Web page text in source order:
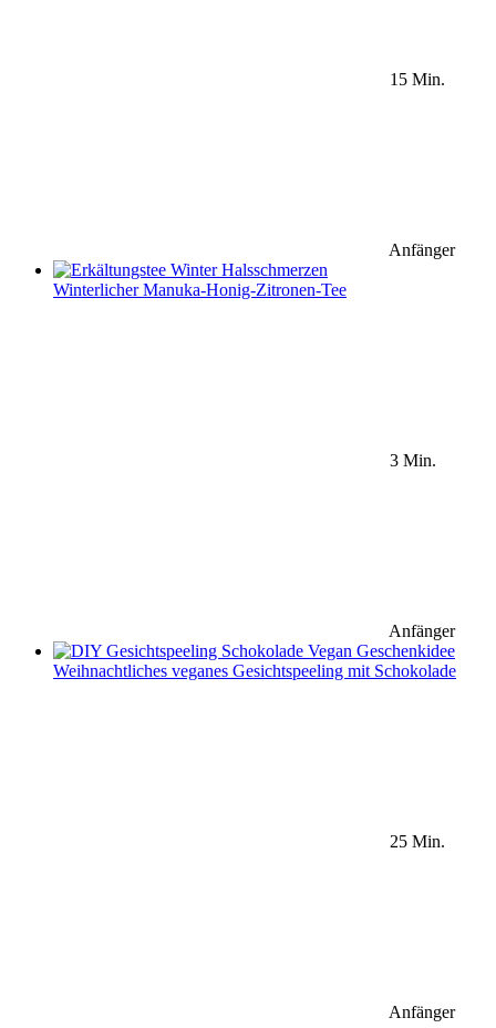
15 Min.
Anfänger
Winterlicher Manuka-Honig-Zitronen-Tee
3 Min.
Anfänger
Weihnachtliches veganes Gesichtspeeling mit Schokolade
25 Min.
Anfänger